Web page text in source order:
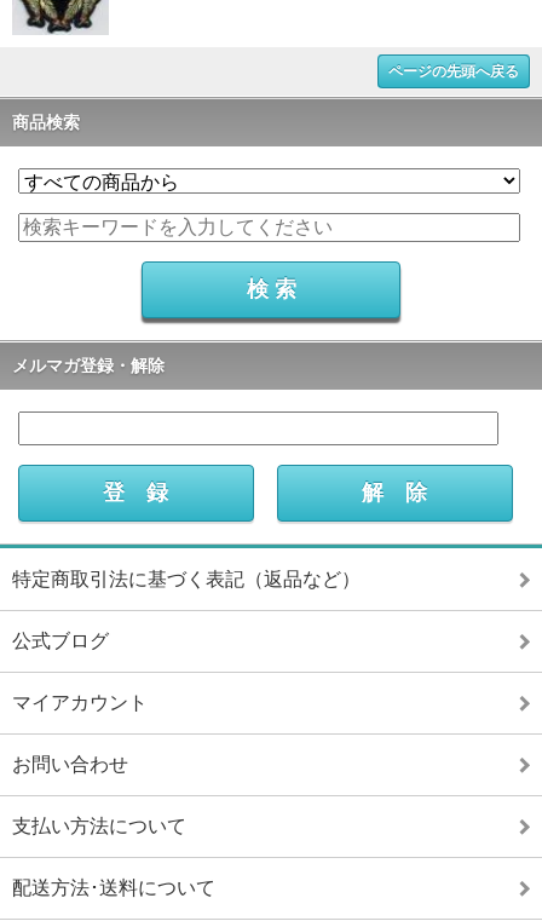
ページの先頭へ戻る
商品検索
メルマガ登録・解除
特定商取引法に基づく表記（返品など）
公式ブログ
マイアカウント
お問い合わせ
支払い方法について
配送方法･送料について